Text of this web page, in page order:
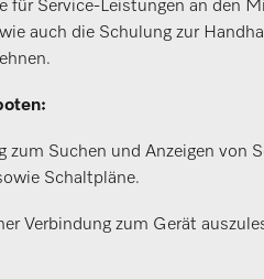
Service-Leistungen an den
auch die Schulung zur
Suchen und Anzeigen von
Schaltpläne.
Verbindung zum Gerät